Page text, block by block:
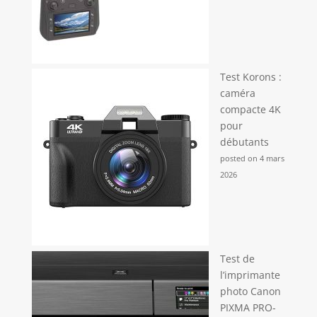
pour créer des souvenirs inoubliables avec vos
Test Korons :
caméra
compacte 4K
pour
débutants
posted on 4 mars
2026
Test de
l’imprimante
photo Canon
PIXMA PRO-